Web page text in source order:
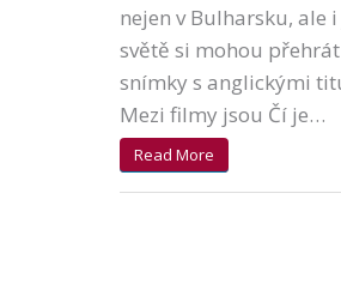
nejen v Bulharsku, ale
světě si mohou
snímky s anglickými
Mezi filmy jsou Čí je…
Read More